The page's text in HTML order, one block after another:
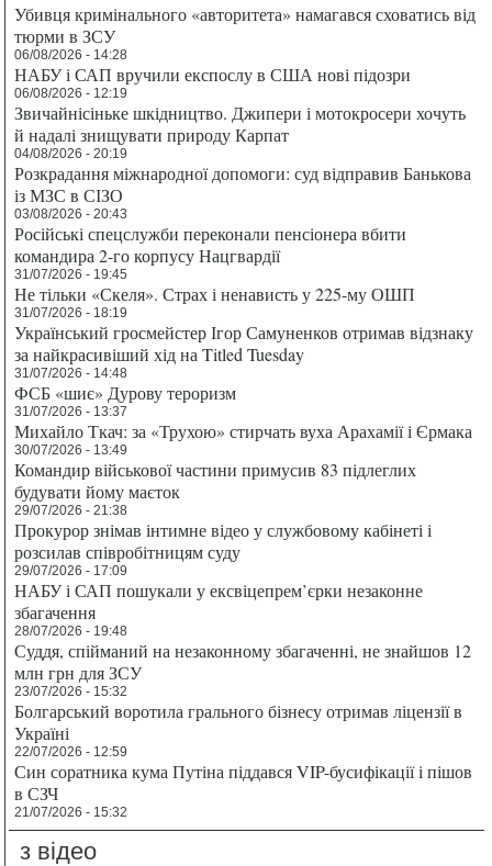
Убивця кримінального «авторитета» намагався сховатись від
тюрми в ЗСУ
06/08/2026 - 14:28
НАБУ і САП вручили експослу в США нові підозри
06/08/2026 - 12:19
Звичайнісіньке шкідництво. Джипери і мотокросери хочуть
й надалі знищувати природу Карпат
04/08/2026 - 20:19
Розкрадання міжнародної допомоги: суд відправив Банькова
із МЗС в СІЗО
03/08/2026 - 20:43
Російські спецслужби переконали пенсіонера вбити
командира 2-го корпусу Нацгвардії
31/07/2026 - 19:45
Не тільки «Скеля». Страх і ненависть у 225-му ОШП
31/07/2026 - 18:19
Український гросмейстер Ігор Самуненков отримав відзнаку
за найкрасивіший хід на Titled Tuesday
31/07/2026 - 14:48
ФСБ «шиє» Дурову тероризм
31/07/2026 - 13:37
Михайло Ткач: за «Трухою» стирчать вуха Арахамії і Єрмака
30/07/2026 - 13:49
Командир військової частини примусив 83 підлеглих
будувати йому маєток
29/07/2026 - 21:38
Прокурор знімав інтимне відео у службовому кабінеті і
розсилав співробітницям суду
29/07/2026 - 17:09
НАБУ і САП пошукали у ексвіцепрем’єрки незаконне
збагачення
28/07/2026 - 19:48
Суддя, спійманий на незаконному збагаченні, не знайшов 12
млн грн для ЗСУ
23/07/2026 - 15:32
Болгарський воротила грального бізнесу отримав ліцензії в
Україні
22/07/2026 - 12:59
Син соратника кума Путіна піддався VIP-бусифікації і пішов
в СЗЧ
21/07/2026 - 15:32
з відео